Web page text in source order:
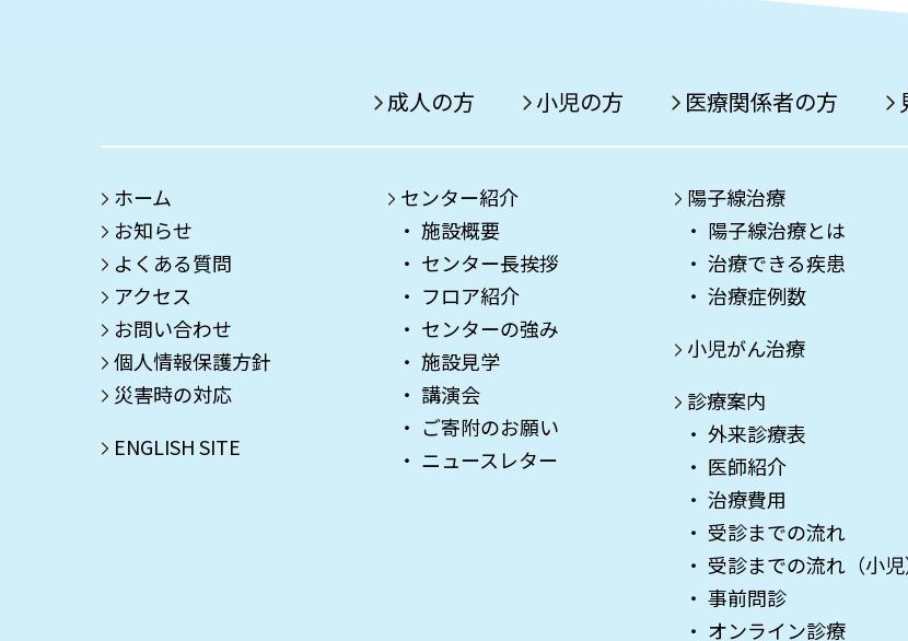
成人の方 小児の方 医療関係者の方
ホーム
お知らせ
よくある質問
アクセス
お問い合わせ
個人情報保護方針
災害時の対応
ENGLISH SITE
センター紹介
施設概要
センター長挨拶
フロア紹介
センターの強み
施設見学
講演会
ご寄附のお願い
ニュースレター
陽子線治療
陽子線治療とは
治療できる疾患
治療症例数
小児がん治療
診療案内
外来診療表
医師紹介
治療費用
受診までの流れ
受診までの流れ（小児
事前問診
オンライン診療